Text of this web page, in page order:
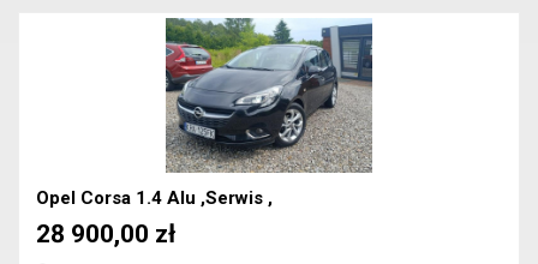
Opel Corsa 1.4 Alu ,Serwis ,
28 900,00 zł